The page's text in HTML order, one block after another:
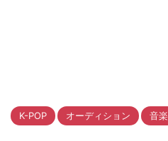
K-POP オーディション 音楽